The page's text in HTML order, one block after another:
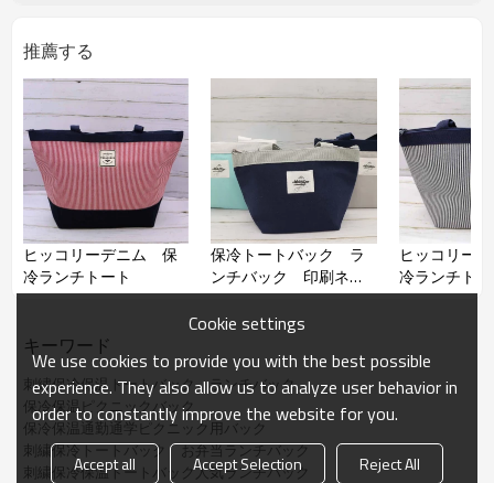
品番
品名
材質
【表地】綿
【裏地】アルミ蒸着フィルム
持ち手
PPテープ
サイズ
H160×W270
(底170×100)mm
数量や使用がお客様の要求で作れ
ます。
推薦する
ヒッコリーデニム 保
冷ランチトート
保冷トートバック ラ
ンチバック 印刷ネー
ム付き
ヒッコリー
冷ランチト
キーワード
刺繍保冷保温トートバック　ランチバック
保冷保温ピクニックバック
保冷保温通勤通学ピクニック用バック
刺繍保冷トートバック　お弁当ランチバック
刺繍保冷保温トートバック人気ランチバック
Cookie settings
We use cookies to provide you with the best possible
experience. They also allow us to analyze user behavior in
order to constantly improve the website for you.
Accept all Accept Selection Reject All